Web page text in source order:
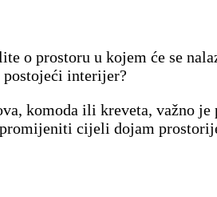
o prostoru u kojem će se
interijer?
komoda ili kreveta, važno
promijeniti cijeli dojam